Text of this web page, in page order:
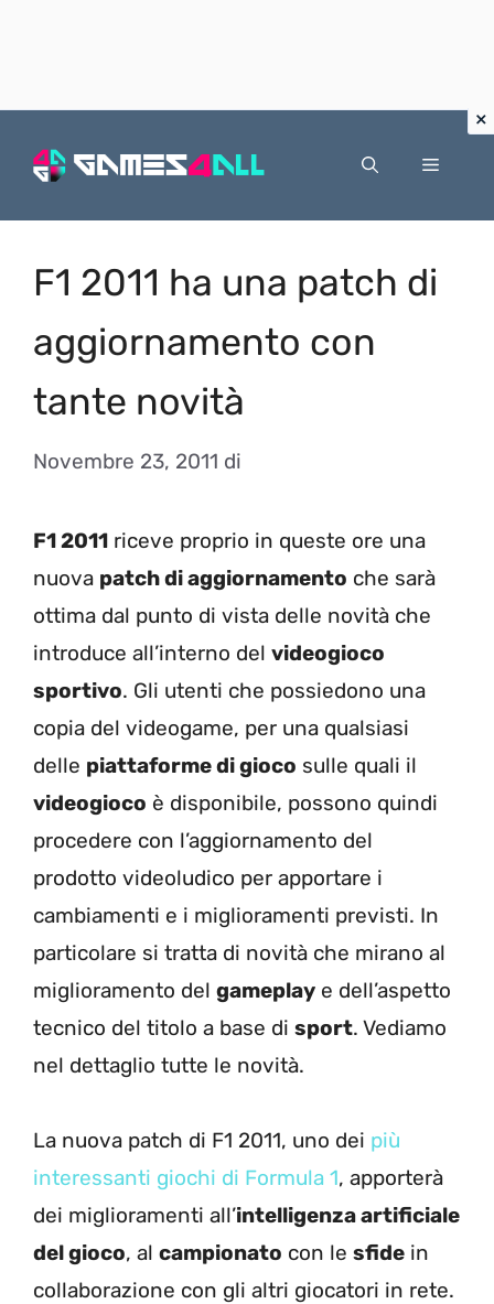
Menu
F1 2011 ha una patch di
aggiornamento con
tante novità
Novembre 23, 2011 di
F1 2011 riceve proprio in queste ore una
nuova patch di aggiornamento che sarà
ottima dal punto di vista delle novità che
introduce all’interno del videogioco
sportivo. Gli utenti che possiedono una
copia del videogame, per una qualsiasi
delle piattaforme di gioco sulle quali il
videogioco è disponibile, possono quindi
procedere con l’aggiornamento del
prodotto videoludico per apportare i
cambiamenti e i miglioramenti previsti. In
particolare si tratta di novità che mirano al
miglioramento del gameplay e dell’aspetto
tecnico del titolo a base di sport. Vediamo
nel dettaglio tutte le novità.
La nuova patch di F1 2011, uno dei più
interessanti giochi di Formula 1, apporterà
dei miglioramenti all’intelligenza artificiale
del gioco, al campionato con le sfide in
collaborazione con gli altri giocatori in rete.